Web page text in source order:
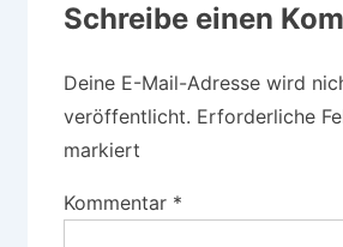
Schreibe einen
Deine E-Mail-Adresse wird
veröffentlicht. Erforderliche
markiert
Kommentar *